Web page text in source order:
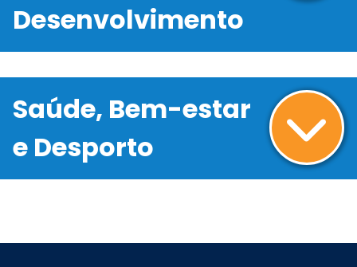
Desenvolvimento
Saúde, Bem-estar
e Desporto